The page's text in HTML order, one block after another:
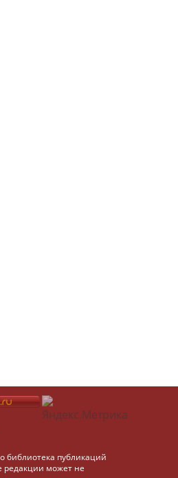
библиотека публикаций
редакции может не